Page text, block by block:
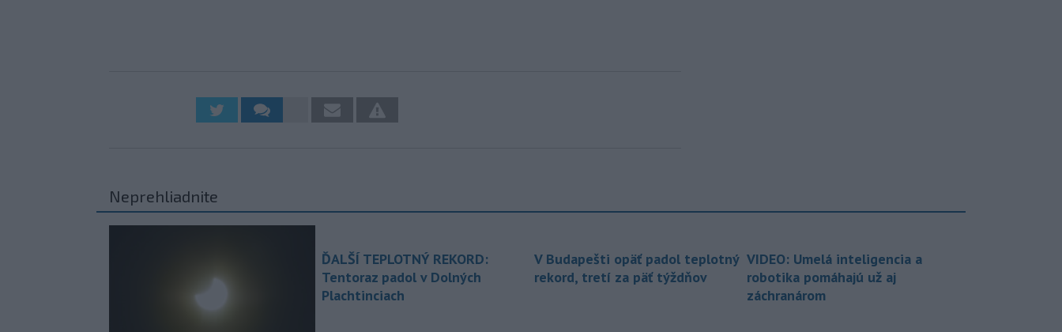
Neprehliadnite
ĎALŠÍ TEPLOTNÝ REKORD:
Tentoraz padol v Dolných
Plachtinciach
V Budapešti opäť padol teplotný
rekord, tretí za päť týždňov
VIDEO: Umelá inteligencia a
robotika pomáhajú už aj
záchranárom